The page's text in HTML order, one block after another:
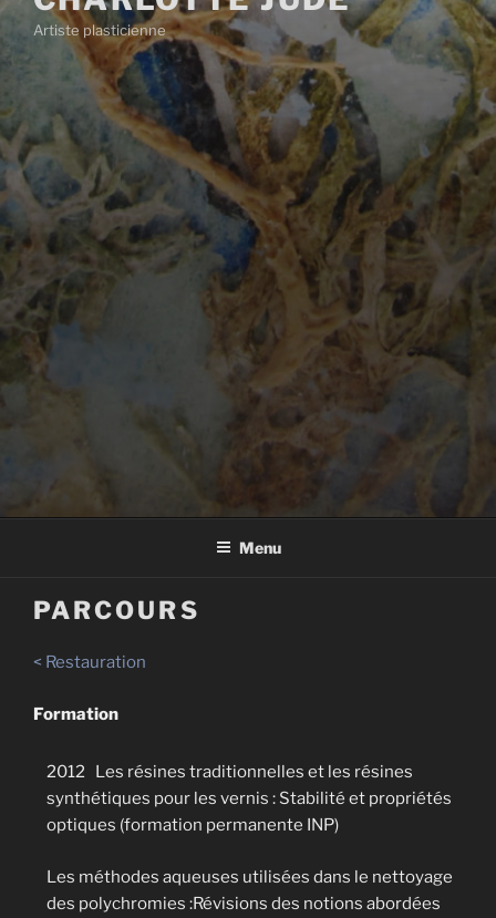
Artiste plasticienne
Menu
PARCOURS
< Restauration
Formation
2012 Les résines traditionnelles et les résines
synthétiques pour les vernis : Stabilité et propriétés
optiques (formation permanente INP)
Les méthodes aqueuses utilisées dans le nettoyage
des polychromies :Révisions des notions abordées